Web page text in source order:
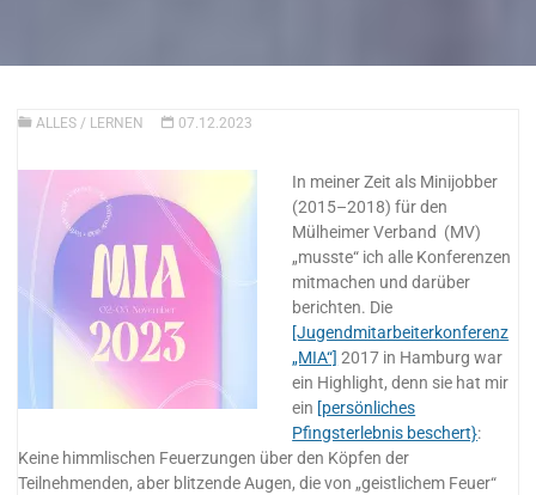
ALLES / LERNEN 07.12.2023
In meiner Zeit als Minijobber
(2015–2018) für den
Mülheimer Verband (MV)
„musste“ ich alle Konferenzen
mitmachen und darüber
berichten. Die
[Jugendmitarbeiterkonferenz
„MIA“] 2017 in Hamburg war
ein Highlight, denn sie hat mir
ein [persönliches
Pfingsterlebnis beschert}:
Keine himmlischen Feuerzungen über den Köpfen der
Teilnehmenden, aber blitzende Augen, die von „geistlichem Feuer“